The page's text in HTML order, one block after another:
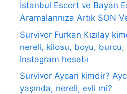
İstanbul Escort ve Bayan
Aramalarınıza Artık SON
Survivor Furkan Kızılay
nereli, kilosu, boyu, burcu,
instagram hesabı
Survivor Aycan kimdir?
yaşında, nereli, evli mi?